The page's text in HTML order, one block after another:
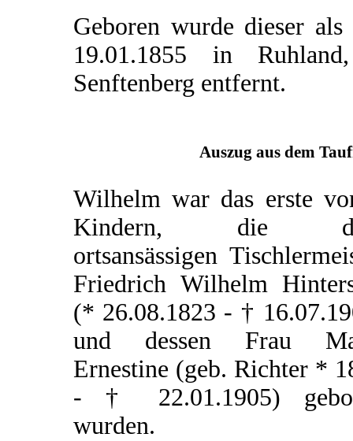
Geboren wurde dieser
19.01.1855 in
Senftenberg entfernt.
Auszug aus dem
Wilhelm war das erste
Kindern, die
ortsansässigen
Friedrich Wilhelm
(* 26.08.1823 - †
und dessen Frau
Ernestine (geb. Richter *
- † 22.01.1905)
wurden.